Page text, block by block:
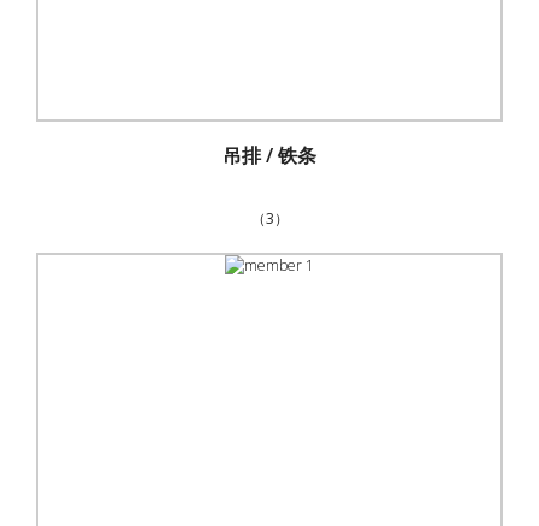
吊排 / 铁条
（3）